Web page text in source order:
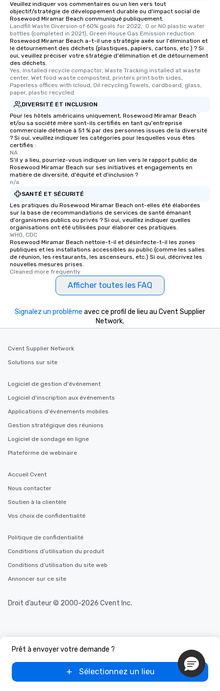
Veuillez indiquer vos commentaires ou un lien vers tout
objectif/stratégie de développement durable ou d'impact social de
Rosewood Miramar Beach communiqué publiquement.
Landfill Waste Diversion of 60% goals for 2022,  0 or NO plastic water
bottles (completed in 2021), Green House Gas Emission reduction
Rosewood Miramar Beach a-t-il une stratégie axée sur l'élimination et
le détournement des déchets (plastiques, papiers, cartons, etc.) ? Si
oui, veuillez préciser votre stratégie d'élimination et de détournement
des déchets.
Yes, Installed recycle compactor, Waste Tracking installed at waste
center, Wet food waste composted, printers print both sides,
Paperless offices with Icloud, Oil recycling.Towels, cardboard, glass,
paper, plastic recycled.
DIVERSITÉ ET INCLUSION
Pour les hôtels américains uniquement, Rosewood Miramar Beach
et/ou sa société mère sont-ils certifiés en tant qu'entreprise
commerciale détenue à 51 % par des personnes issues de la diversité
? Si oui, veuillez indiquer les catégories pour lesquelles vous êtes
certifiés :
NA
S'il y a lieu, pourriez-vous indiquer un lien vers le rapport public de
Rosewood Miramar Beach sur ses initiatives et engagements en
matière de diversité, d'équité et d'inclusion ?
n/a
SANTÉ ET SÉCURITÉ
Les pratiques du Rosewood Miramar Beach ont-elles été élaborées
sur la base de recommandations de services de santé émanant
d'organismes publics ou privés ? Si oui, veuillez indiquer quelles
organisations ont été utilisées pour élaborer ces pratiques.
WHO, CDC
Rosewood Miramar Beach nettoie-t-il et désinfecte-t-il les zones
publiques et les installations accessibles au public (comme les salles
de réunion, les restaurants, les ascenseurs, etc.) Si oui, décrivez les
nouvelles mesures prises.
Cleaned more frequently
Afficher toutes les FAQ
Prêt à envoyer votre demande ?
Sélectionnez un lieu
Signalez un problème avec ce profil de lieu au Cvent Supplier
Network.
Cvent Supplier Network
Solutions sur site
Logiciel de gestion d'événement
Logiciel d'inscription aux événements
Applications d'événements mobiles
Gestion stratégique des réunions
Logiciel de sondage en ligne
Plateforme de webinaire
Accueil Cvent
Nous contacter
Soutien à la clientèle
Vos choix de confidentialité
Politique de confidentialité
Conditions d’utilisation du produit
Conditions d’utilisation du site web
Annoncer sur ce site
Droit d’auteur © 2000-2026 Cvent Inc.